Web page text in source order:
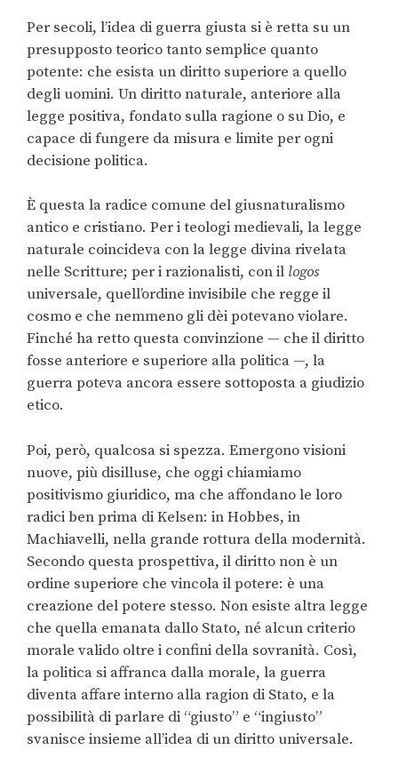
Per secoli, l’idea di guerra giusta si è retta su un
presupposto teorico tanto semplice quanto
potente: che esista un diritto superiore a quello
degli uomini. Un diritto naturale, anteriore alla
legge positiva, fondato sulla ragione o su Dio, e
capace di fungere da misura e limite per ogni
decisione politica.
È questa la radice comune del giusnaturalismo
antico e cristiano. Per i teologi medievali, la legge
naturale coincideva con la legge divina rivelata
nelle Scritture; per i razionalisti, con il logos
universale, quell’ordine invisibile che regge il
cosmo e che nemmeno gli dèi potevano violare.
Finché ha retto questa convinzione — che il diritto
fosse anteriore e superiore alla politica —, la
guerra poteva ancora essere sottoposta a giudizio
etico.
Poi, però, qualcosa si spezza. Emergono visioni
nuove, più disilluse, che oggi chiamiamo
positivismo giuridico, ma che affondano le loro
radici ben prima di Kelsen: in Hobbes, in
Machiavelli, nella grande rottura della modernità.
Secondo questa prospettiva, il diritto non è un
ordine superiore che vincola il potere: è una
creazione del potere stesso. Non esiste altra legge
che quella emanata dallo Stato, né alcun criterio
morale valido oltre i confini della sovranità. Così,
la politica si affranca dalla morale, la guerra
diventa affare interno alla ragion di Stato, e la
possibilità di parlare di “giusto” e “ingiusto”
svanisce insieme all’idea di un diritto universale.